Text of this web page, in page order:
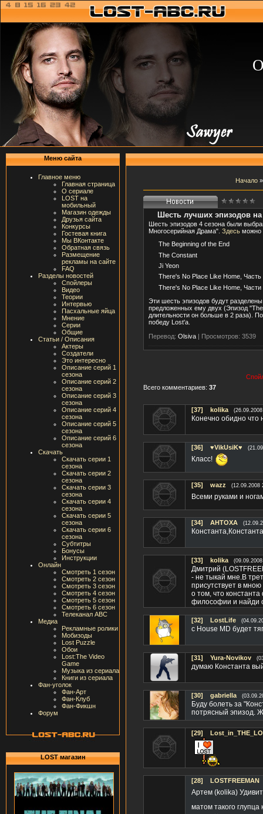
Меню сайта
Главное меню
Главная страница
О сериале
LOST на
мобильный
Магазин одежды
Друзья сайта
Конкурсы
Гостевая книга
Мы ВКонтакте
Обратная связь
Размещение
рекламы на сайте
FAQ
Разделы новостей
Спойлеры
Видео
Теории
Интервью
Пасхальные яйца
Мнение
Серии
Общие
Статьи / Описания
Актеры
Создатели
Это интересно
Описание серий 1
сезона
Описание серий 2
сезона
Описание серий 3
сезона
Описание серий 4
сезона
Описание серий 5
сезона
Описание серий 6
сезона
Скачать
Скачать серии 1
сезона
Скачать серии 2
сезона
Скачать серии 3
сезона
Скачать серии 4
сезона
Скачать серии 5
сезона
Скачать серии 6
сезона
Субтитры
Бонусы
Инструкции
Онлайн
Смотреть 1 сезон
Смотреть 2 сезон
Смотреть 3 сезон
Смотреть 4 сезон
Смотреть 5 сезон
Смотреть 6 сезон
Телеканал ABC
Медиа
Рекламные ролики
Мобизоды
Lost Puzzle
Обои
Lost:The Video
Game
Музыка из сериала
Книги из сериала
Фан-уголок
Фан-Арт
Фан-Клуб
Фан-Фикшн
Форум
LOST магазин
Начало
Шесть лучших эпизодов
Шесть эпизодов 4 сезона были
Многосерийная Драма". Здесь можно
The Beginning of the End
The Constant
Ji Yeon
There's No Place Like Home, Часть
There's No Place Like Home, Части
Эти шесть эпизодов будут
предложенных ему двух (Эпизод
длительности он больше в 2 раза).
победу Lost'а.
Перевод: Olsiva | Просмотров: 3539
Всего комментариев: 37
[37] kolika
Конечно обидно что
[36] ♥VikUsiK♥
Класс!
[35] wazz (12.09.2008
Всеми руками и
[34] AHTOXA
[33] kolika
Дмитрий
- не тыкай мне.В
присутствует в
о том, что
философии и найди
[32] LostLife
с House MD будет
[31] Yura-Novikov
думаю Константа
[30] gabriella
Буду болеть за
потрясный эпизод.
[29]
[28] LOSTFREEMAN
Артем (kolika)
матом такого